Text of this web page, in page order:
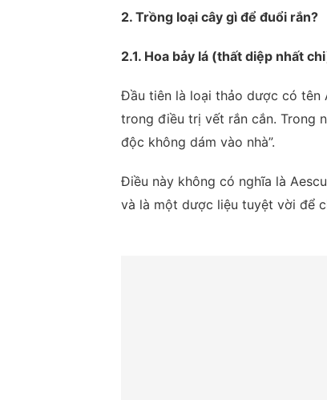
2. Trồng loại cây gì để đuổi rắn?
2.1. Hoa bảy lá (thất diệp nhất
Đầu tiên là loại thảo dược có tên
trong điều trị vết rắn cắn. Trong
độc không dám vào nhà”.
Điều này không có nghĩa là
và là một dược liệu tuyệt vời để